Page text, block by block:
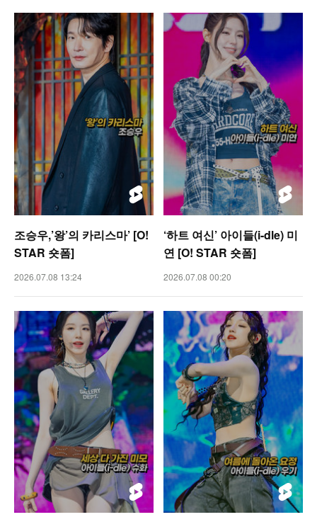
조승우,’왕’의 카리스마’ [O!
STAR 숏폼]
2026.07.08 13:24
‘하트 여신’ 아이들(i-dle) 미
연 [O! STAR 숏폼]
2026.07.08 00:20